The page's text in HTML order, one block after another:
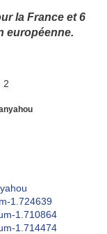
la France et 6
européenne.
1.724639
1.710864
1.714474